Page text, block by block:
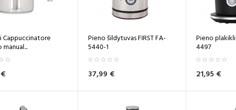
Pieno šildytuvas FIRST FA-
5440-1
37,99 €
Pieno
4497
21,95 €